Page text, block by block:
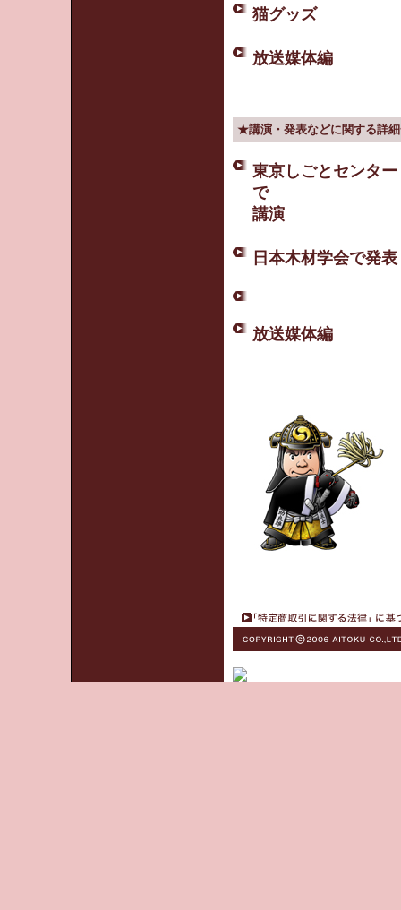
猫グッズ
放送媒体編
★講演・発表などに関する詳
東京しごとセンター
で
講演
日本木材学会で発表
放送媒体編